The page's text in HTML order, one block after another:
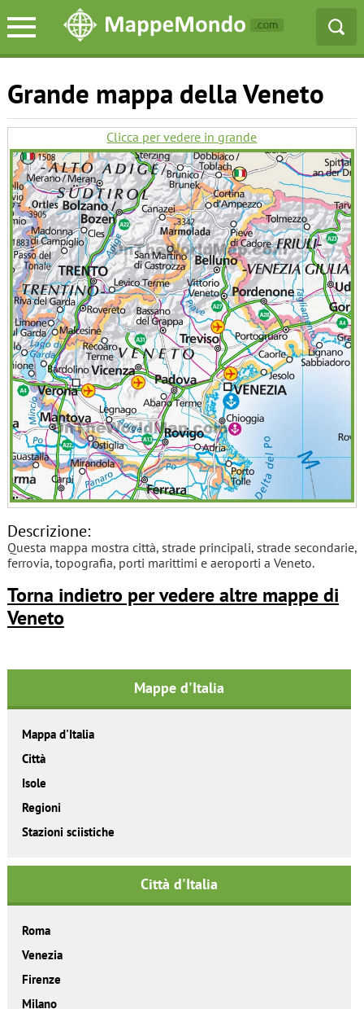
Grande mappa della Veneto
Clicca per vedere in grande
Descrizione:
Questa mappa mostra città, strade principali, strade secondarie,
ferrovia, topografia, porti marittimi e aeroporti a Veneto.
Torna indietro per vedere altre mappe di
Veneto
Mappe d'Italia
Mappa d'Italia
Città
Isole
Regioni
Stazioni sciistiche
Città d'Italia
Roma
Venezia
Firenze
Milano